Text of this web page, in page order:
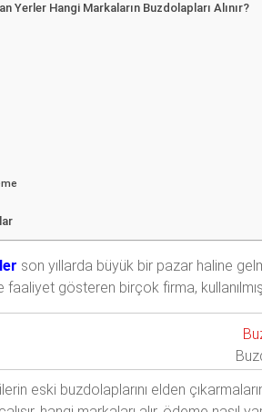
Yerler Hangi Markaların Buzdolapları Alınır?
son yıllarda büyük bir pazar haline
faaliyet gösteren birçok firma,
eski buzdolaplarını elden